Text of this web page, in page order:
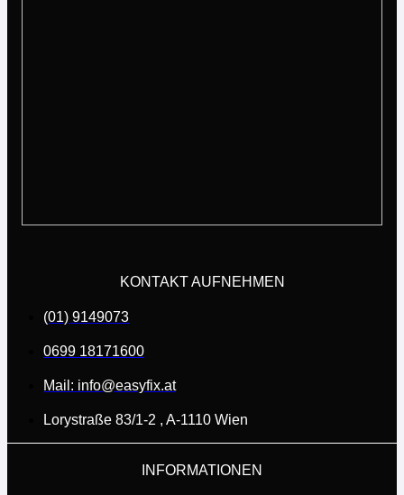
KONTAKT AUFNEHMEN
(01) 9149073
0699 18171600
Mail: info@easyfix.at
Lorystraße 83/1-2 , A-1110 Wien
INFORMATIONEN